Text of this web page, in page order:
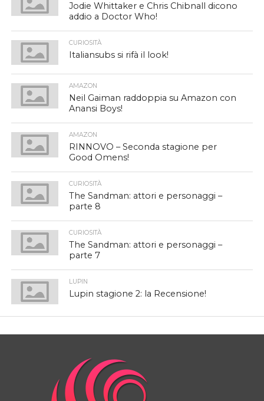
Jodie Whittaker e Chris Chibnall dicono
addio a Doctor Who!
CURIOSITÀ
Italiansubs si rifà il look!
AMAZON
Neil Gaiman raddoppia su Amazon con
Anansi Boys!
AMAZON
RINNOVO – Seconda stagione per
Good Omens!
CURIOSITÀ
The Sandman: attori e personaggi –
parte 8
CURIOSITÀ
The Sandman: attori e personaggi –
parte 7
LUPIN
Lupin stagione 2: la Recensione!